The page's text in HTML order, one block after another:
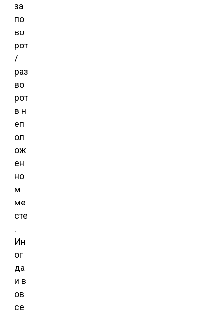
за
по
во
рот
/
раз
во
рот
в н
еп
ол
ож
ен
но
м
ме
сте
.
Ин
ог
да
и в
ов
се